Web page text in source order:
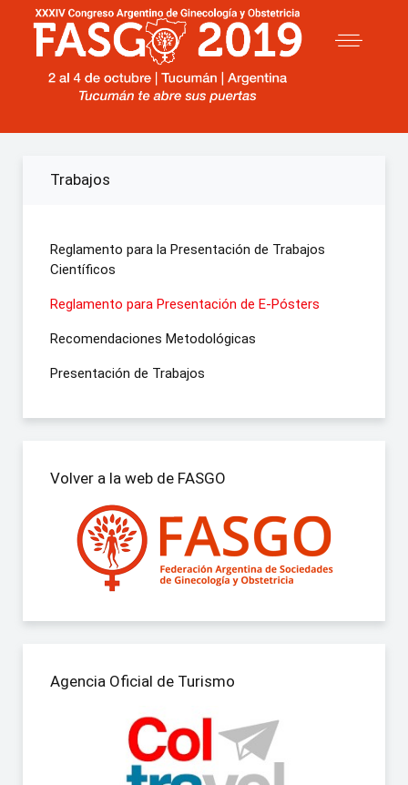
Trabajos
Reglamento para la Presentación de Trabajos
Científicos
Reglamento para Presentación de E-Pósters
Recomendaciones Metodológicas
Presentación de Trabajos
Volver a la web de FASGO
Agencia Oficial de Turismo